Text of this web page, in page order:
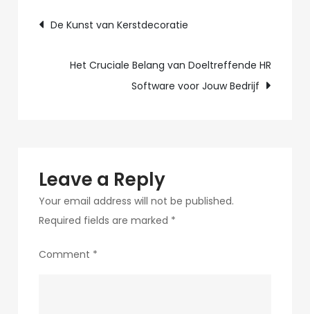
en
Gemakkelijk
Post
navigation
De Kunst van Kerstdecoratie
Het Cruciale Belang van Doeltreffende HR
Software voor Jouw Bedrijf
Leave a Reply
Your email address will not be published.
Required fields are marked *
Comment *